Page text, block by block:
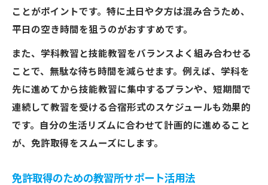
ことがポイントです。特に土日や夕方は混み合うため、
平日の空き時間を狙うのがおすすめです。
また、学科教習と技能教習をバランスよく組み合わせる
ことで、無駄な待ち時間を減らせます。例えば、学科を
先に進めてから技能教習に集中するプランや、短期間で
連続して教習を受ける合宿形式のスケジュールも効果的
です。自分の生活リズムに合わせて計画的に進めること
が、免許取得をスムーズにします。
免許取得のための教習所サポート活用法